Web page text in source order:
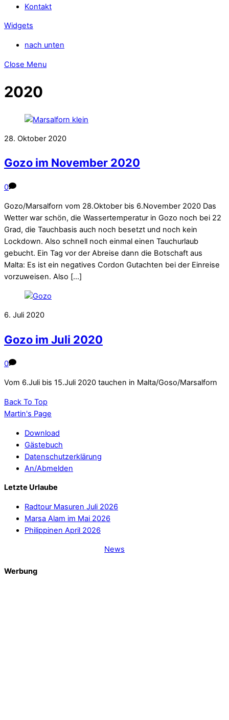
Kontakt
Widgets
nach unten
Close Menu
2020
28. Oktober 2020
Gozo im November 2020
0
Gozo/Marsalforn vom 28.Oktober bis 6.November 2020 Das
Wetter war schön, die Wassertemperatur in Gozo noch bei 22
Grad, die Tauchbasis auch noch besetzt und noch kein
Lockdown. Also schnell noch einmal einen Tauchurlaub
gebucht. Ein Tag vor der Abreise dann die Botschaft aus
Malta: Es ist ein negatives Cordon Gutachten bei der Einreise
vorzuweisen. Also […]
6. Juli 2020
Gozo im Juli 2020
0
Vom 6.Juli bis 15.Juli 2020 tauchen in Malta/Goso/Marsalforn
Back To Top
Martin's Page
Download
Gästebuch
Datenschutzerklärung
An/Abmelden
Letzte Urlaube
Radtour Masuren Juli 2026
Marsa Alam im Mai 2026
Philippinen April 2026
News
Werbung